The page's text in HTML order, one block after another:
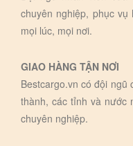
chuyên nghiệp, phục
mọi lúc, mọi nơi.
GIAO HÀNG TẬN NƠI
Bestcargo.vn có đội ngũ
thành, các tỉnh và nước
chuyên nghiệp.